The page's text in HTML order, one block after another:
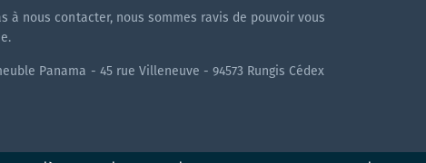
à nous contacter, nous sommes ravis de pouvoir vous
Panama - 45 rue Villeneuve - 94573 Rungis Cédex